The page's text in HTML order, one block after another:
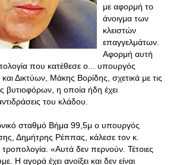
με αφορμή το
άνοιγμα των
κλειστών
επαγγελμάτων.
Αφορμή αυτή
που κατέθεσε ο... υπουργός
Δικτύων, Μάκης Βορίδης, σχετικά με τις
βυτιοφόρων, η οποία ήδη έχει
του κλάδου.
σταθμό Βήμα 99,5μ ο υπουργός
Δημήτρης Ρέππας, κάλεσε τον κ.
«Αυτά δεν περνούν. Τέτοιες
Η αγορά έχει ανοίξει και δεν είναι